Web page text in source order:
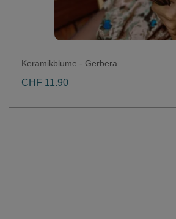
Keramikblume - Gerbera
CHF 11.90